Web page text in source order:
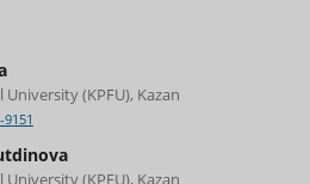
University (KPFU), Kazan
University (KPFU), Kazan